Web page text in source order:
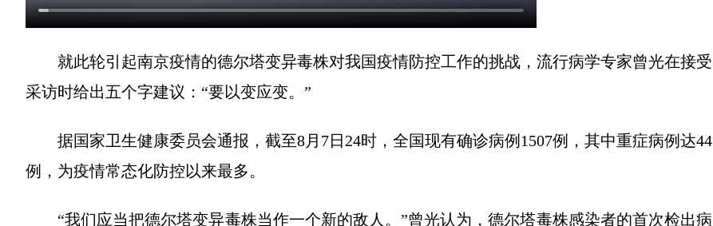
就此轮引起南京疫情的德尔塔变异毒株对我国疫情防控工作的挑战，流行病学专家曾光在接受
采访时给出五个字建议：“要以变应变。”
据国家卫生健康委员会通报，截至8月7日24时，全国现有确诊病例1507例，其中重症病例达44
例，为疫情常态化防控以来最多。
“我们应当把德尔塔变异毒株当作一个新的敌人。”曾光认为，德尔塔毒株感染者的首次检出病